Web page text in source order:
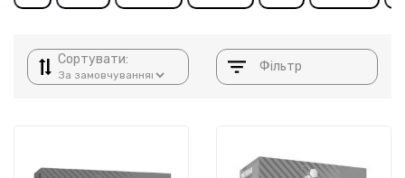
Сортувати: Фільтр